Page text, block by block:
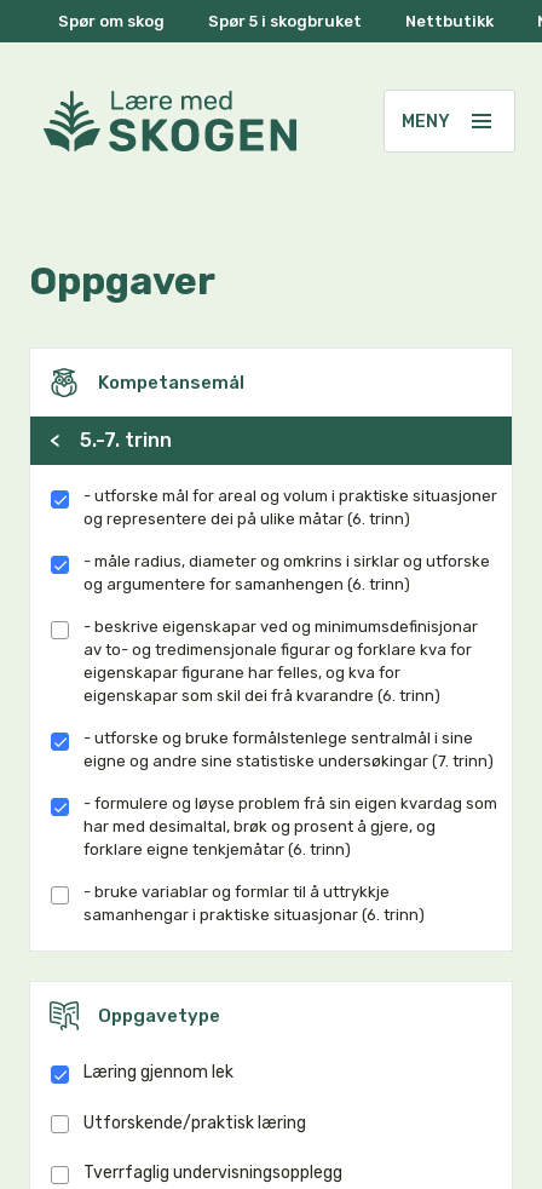
Spør om skog Spør 5 i skogbruket Nettbutikk
Oppgaver
Kompetansemål
< 5.-7. trinn
- utforske mål for areal og volum i praktiske situasjoner
og representere dei på ulike måtar (6. trinn)
- måle radius, diameter og omkrins i sirklar og utforske
og argumentere for samanhengen (6. trinn)
- beskrive eigenskapar ved og minimumsdefinisjonar
av to- og tredimensjonale figurar og forklare kva for
eigenskapar figurane har felles, og kva for
eigenskapar som skil dei frå kvarandre (6. trinn)
- utforske og bruke formålstenlege sentralmål i sine
eigne og andre sine statistiske undersøkingar (7. trinn)
- formulere og løyse problem frå sin eigen kvardag som
har med desimaltal, brøk og prosent å gjere, og
forklare eigne tenkjemåtar (6. trinn)
- bruke variablar og formlar til å uttrykkje
samanhengar i praktiske situasjonar (6. trinn)
Oppgavetype
Læring gjennom lek
Utforskende/praktisk læring
Tverrfaglig undervisningsopplegg